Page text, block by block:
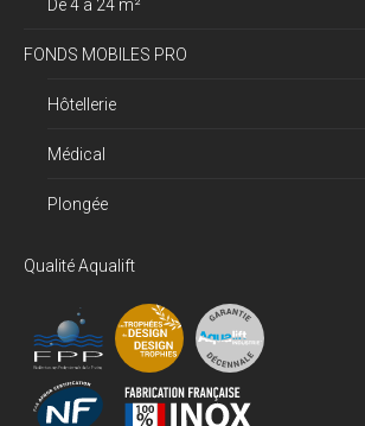
De 4 à 24 m²
FONDS MOBILES PRO
Hôtellerie
Médical
Plongée
Qualité Aqualift